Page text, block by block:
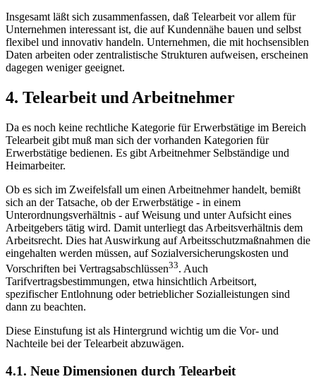
Insgesamt läßt sich zusammenfassen, daß Telearbeit vor allem für
Unternehmen interessant ist, die auf Kundennähe bauen und selbst
flexibel und innovativ handeln. Unternehmen, die mit hochsensiblen
Daten arbeiten oder zentralistische Strukturen aufweisen, erscheinen
dagegen weniger geeignet.
4. Telearbeit und Arbeitnehmer
Da es noch keine rechtliche Kategorie für Erwerbstätige im Bereich
Telearbeit gibt muß man sich der vorhanden Kategorien für
Erwerbstätige bedienen. Es gibt Arbeitnehmer Selbständige und
Heimarbeiter.
Ob es sich im Zweifelsfall um einen Arbeitnehmer handelt, bemißt
sich an der Tatsache, ob der Erwerbstätige - in einem
Unterordnungsverhältnis - auf Weisung und unter Aufsicht eines
Arbeitgebers tätig wird. Damit unterliegt das Arbeitsverhältnis dem
Arbeitsrecht. Dies hat Auswirkung auf Arbeitsschutzmaßnahmen die
eingehalten werden müssen, auf Sozialversicherungskosten und
Vorschriften bei Vertragsabschlüssen33. Auch
Tarifvertragsbestimmungen, etwa hinsichtlich Arbeitsort,
spezifischer Entlohnung oder betrieblicher Sozialleistungen sind
dann zu beachten.
Diese Einstufung ist als Hintergrund wichtig um die Vor- und
Nachteile bei der Telearbeit abzuwägen.
4.1. Neue Dimensionen durch Telearbeit